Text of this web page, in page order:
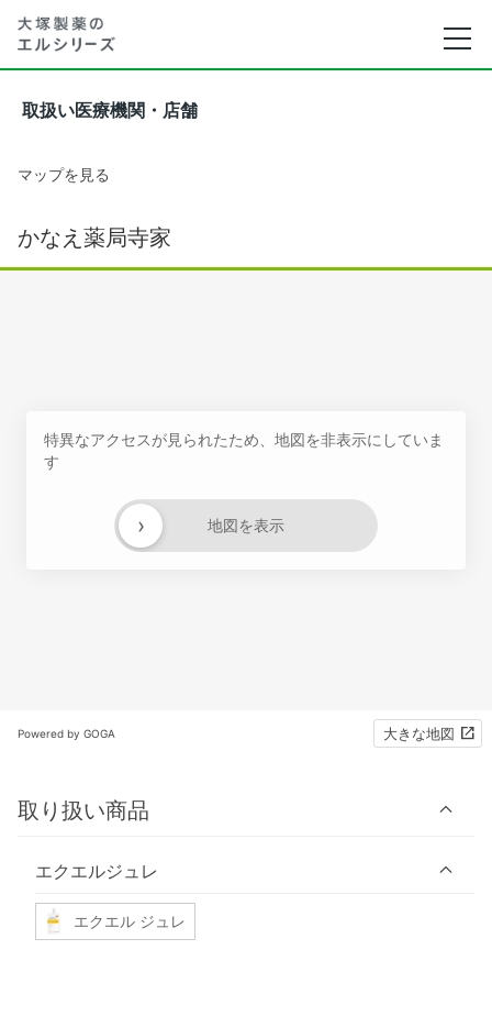
取扱い医療機関・店舗
マップを見る
かなえ薬局寺家
特異なアクセスが見られたため、地図を非表示にしていま
す
地図を表示
›
Powered by GOGA 大きな地図
取り扱い商品
エクエルジュレ
エクエル ジュレ